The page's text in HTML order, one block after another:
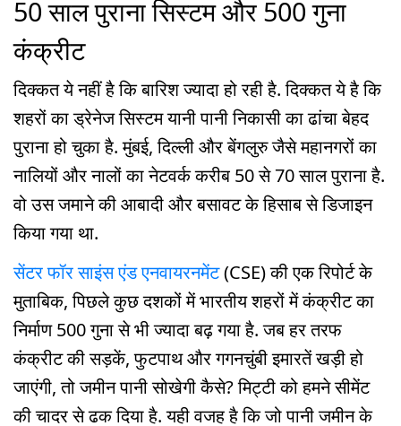
50 साल पुराना सिस्टम और 500 गुना
कंक्रीट
दिक्कत ये नहीं है कि बारिश ज्यादा हो रही है. दिक्कत ये है कि
शहरों का ड्रेनेज सिस्टम यानी पानी निकासी का ढांचा बेहद
पुराना हो चुका है. मुंबई, दिल्ली और बेंगलुरु जैसे महानगरों का
नालियों और नालों का नेटवर्क करीब 50 से 70 साल पुराना है.
वो उस जमाने की आबादी और बसावट के हिसाब से डिजाइन
किया गया था.
सेंटर फॉर साइंस एंड एनवायरनमेंट(CSE) की एक रिपोर्ट के
मुताबिक, पिछले कुछ दशकों में भारतीय शहरों में कंक्रीट का
निर्माण 500 गुना से भी ज्यादा बढ़ गया है. जब हर तरफ
कंक्रीट की सड़कें, फुटपाथ और गगनचुंबी इमारतें खड़ी हो
जाएंगी, तो जमीन पानी सोखेगी कैसे? मिट्टी को हमने सीमेंट
की चादर से ढक दिया है. यही वजह है कि जो पानी जमीन के